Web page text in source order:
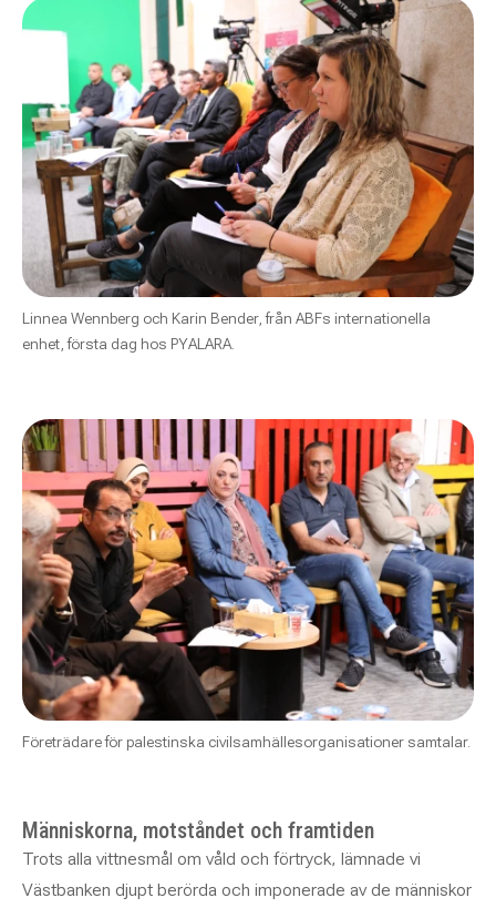
Linnea Wennberg och Karin Bender, från ABFs internationella
enhet, första dag hos PYALARA.
Företrädare för palestinska civilsamhällesorganisationer samtalar.
Människorna, motståndet och framtiden
Trots alla vittnesmål om våld och förtryck, lämnade vi
Västbanken djupt berörda och imponerade av de människor